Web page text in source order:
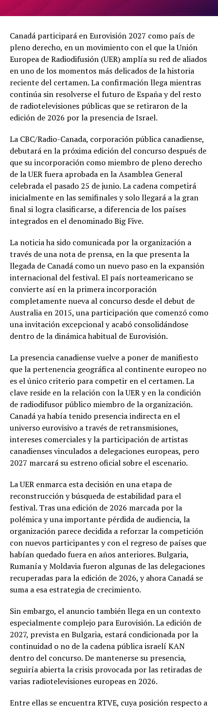
Canadá participará en Eurovisión 2027 como país de
pleno derecho, en un movimiento con el que la Unión
Europea de Radiodifusión (UER) amplía su red de aliados
en uno de los momentos más delicados de la historia
reciente del certamen. La confirmación llega mientras
continúa sin resolverse el futuro de España y del resto
de radiotelevisiones públicas que se retiraron de la
edición de 2026 por la presencia de Israel.
La CBC/Radio-Canada, corporación pública canadiense,
debutará en la próxima edición del concurso después de
que su incorporación como miembro de pleno derecho
de la UER fuera aprobada en la Asamblea General
celebrada el pasado 25 de junio. La cadena competirá
inicialmente en las semifinales y solo llegará a la gran
final si logra clasificarse, a diferencia de los países
integrados en el denominado Big Five.
La noticia ha sido comunicada por la organización a
través de una nota de prensa, en la que presenta la
llegada de Canadá como un nuevo paso en la expansión
internacional del festival. El país norteamericano se
convierte así en la primera incorporación
completamente nueva al concurso desde el debut de
Australia en 2015, una participación que comenzó como
una invitación excepcional y acabó consolidándose
dentro de la dinámica habitual de Eurovisión.
La presencia canadiense vuelve a poner de manifiesto
que la pertenencia geográfica al continente europeo no
es el único criterio para competir en el certamen. La
clave reside en la relación con la UER y en la condición
de radiodifusor público miembro de la organización.
Canadá ya había tenido presencia indirecta en el
universo eurovisivo a través de retransmisiones,
intereses comerciales y la participación de artistas
canadienses vinculados a delegaciones europeas, pero
2027 marcará su estreno oficial sobre el escenario.
La UER enmarca esta decisión en una etapa de
reconstrucción y búsqueda de estabilidad para el
festival. Tras una edición de 2026 marcada por la
polémica y una importante pérdida de audiencia, la
organización parece decidida a reforzar la competición
con nuevos participantes y con el regreso de países que
habían quedado fuera en años anteriores. Bulgaria,
Rumanía y Moldavia fueron algunas de las delegaciones
recuperadas para la edición de 2026, y ahora Canadá se
suma a esa estrategia de crecimiento.
Sin embargo, el anuncio también llega en un contexto
especialmente complejo para Eurovisión. La edición de
2027, prevista en Bulgaria, estará condicionada por la
continuidad o no de la cadena pública israelí KAN
dentro del concurso. De mantenerse su presencia,
seguiría abierta la crisis provocada por las retiradas de
varias radiotelevisiones europeas en 2026.
Entre ellas se encuentra RTVE, cuya posición respecto a